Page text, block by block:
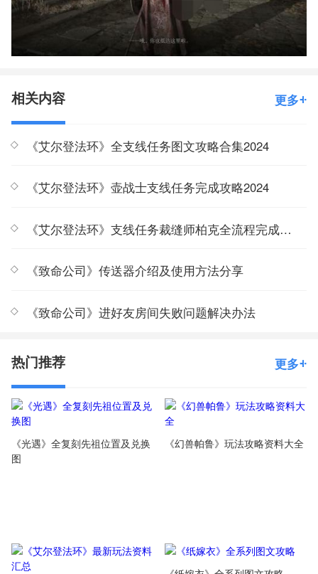
相关内容 更多
《艾尔登法环》全支线任务图文攻略合集2024
《艾尔登法环》壶战士支线任务完成攻略2024
《艾尔登法环》支线任务裁缝师柏克全流程完成攻略
《致命公司》传送器介绍及使用方法分享
《致命公司》进好友房间失败问题解决办法
热门推荐 更多
《光遇》全复刻先祖位置及兑换
图
《幻兽帕鲁》玩法攻略资料大全